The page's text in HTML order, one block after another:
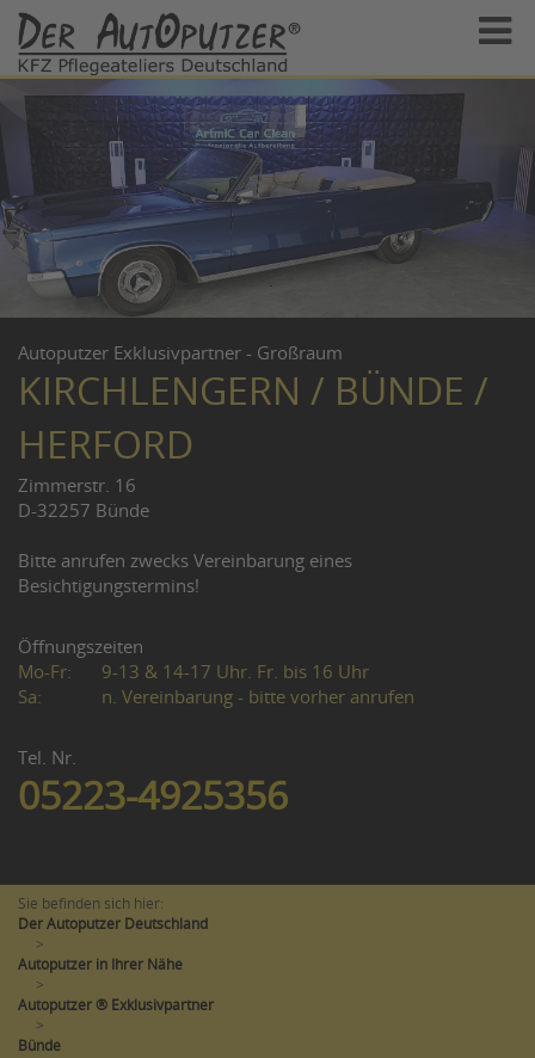
Autoputzer Exklusivpartner - Großraum
KIRCHLENGERN / BÜNDE /
HERFORD
Zimmerstr. 16
D-32257 Bünde
Bitte anrufen zwecks Vereinbarung eines
Besichtigungstermins!
Öffnungszeiten
Mo-Fr:
9-13 & 14-17 Uhr. Fr. bis 16 Uhr
Sa:
n. Vereinbarung - bitte vorher anrufen
Tel. Nr.
05223-4925356
Sie befinden sich hier:
Der Autoputzer Deutschland
>
Autoputzer in Ihrer Nähe
>
Autoputzer ® Exklusivpartner
>
Bünde